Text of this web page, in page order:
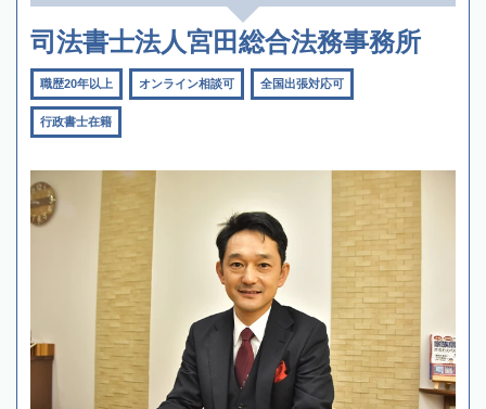
司法書士法人宮田総合法務事務所
職歴20年以上 オンライン相談可 全国出張対応可
行政書士在籍